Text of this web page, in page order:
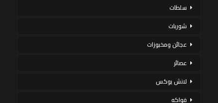
سلطات
شوربات
عجائن ومخبوزات
عصائر
لانش بوكس
فواكه